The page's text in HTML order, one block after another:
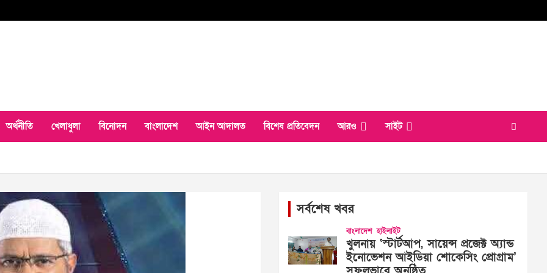
অর্থনীতি খেলাধুলা বিনোদন বাংলাদেশ আইন আদালত বিশেষ প্রতিবেদন আরও সাইট
সর্বশেষ খবর
বাংলাদেশ হাইলাইট
খুলনায় ‘স্টার্টআপ, সায়েন্স প্রজেক্ট অ্যান্ড
ইনোভেশন আইডিয়া শোকেসিং প্রোগ্রাম’